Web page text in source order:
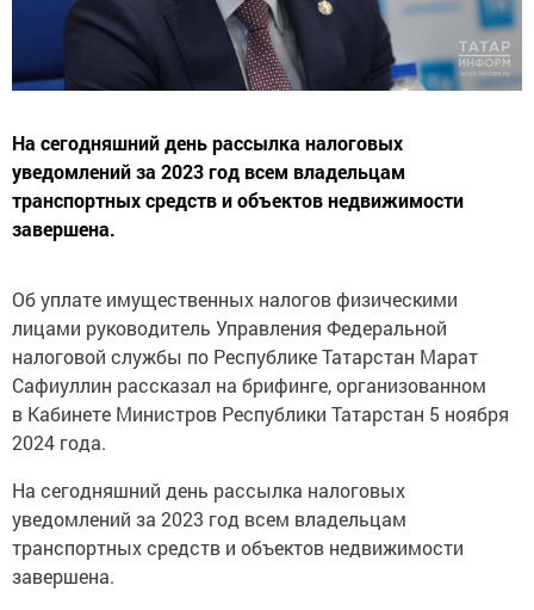
На сегодняшний день рассылка налоговых
уведомлений за 2023 год всем владельцам
транспортных средств и объектов недвижимости
завершена.
Об уплате имущественных налогов физическими
лицами руководитель Управления Федеральной
налоговой службы по Республике Татарстан Марат
Сафиуллин рассказал на брифинге, организованном
в Кабинете Министров Республики Татарстан 5 ноября
2024 года.
На сегодняшний день рассылка налоговых
уведомлений за 2023 год всем владельцам
транспортных средств и объектов недвижимости
завершена.